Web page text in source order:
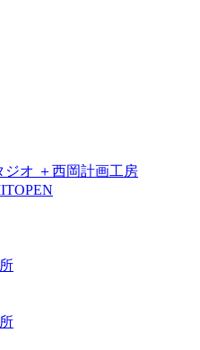
オ ＋西岡計画工房